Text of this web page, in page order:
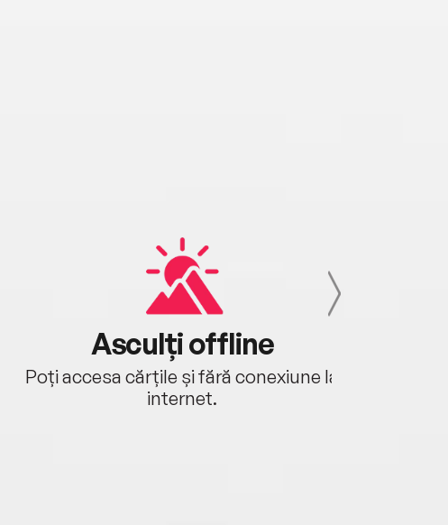
Asculți offline
Poți accesa cărțile și fără conexiune la
internet.